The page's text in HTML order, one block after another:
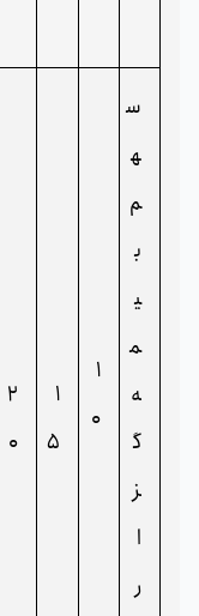
س
ه
م
ب
ی
م
ه
گ
ز
ا
ر
1
0
1
5
2
0